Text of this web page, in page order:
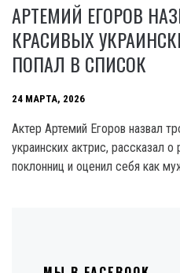
АРТЕМИЙ ЕГОРОВ
КРАСИВЫХ
ПОПАЛ В СПИСОК
24 МАРТА, 2026
Актер Артемий Егоров назвал
украинских актрис, рассказал
поклонниц и оценил себя как